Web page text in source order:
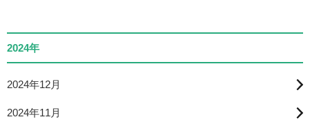
2024年
2024年12月
2024年11月